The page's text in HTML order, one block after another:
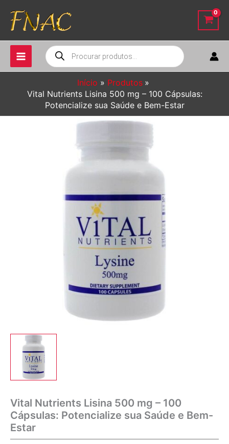
para
conteúdo
Pesquisar
produtos
Início
Produtos
Vital Nutrients Lisina 500 mg – 100 Cápsulas:
Potencialize sua Saúde e Bem-Estar
Vital Nutrients Lisina 500 mg – 100
Cápsulas: Potencialize sua Saúde e Bem-
Estar